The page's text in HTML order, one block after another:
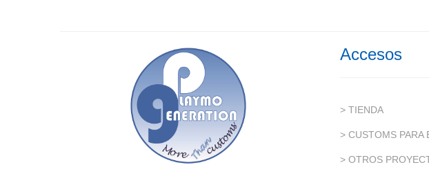
Accesos
> TIENDA
> CUSTOMS PARA
> OTROS